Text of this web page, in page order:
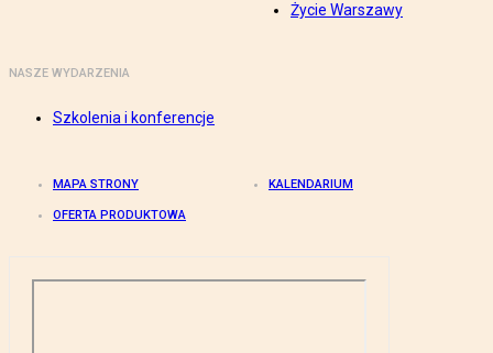
Życie Warszawy
NASZE WYDARZENIA
Szkolenia i konferencje
MAPA STRONY KALENDARIUM
OFERTA PRODUKTOWA